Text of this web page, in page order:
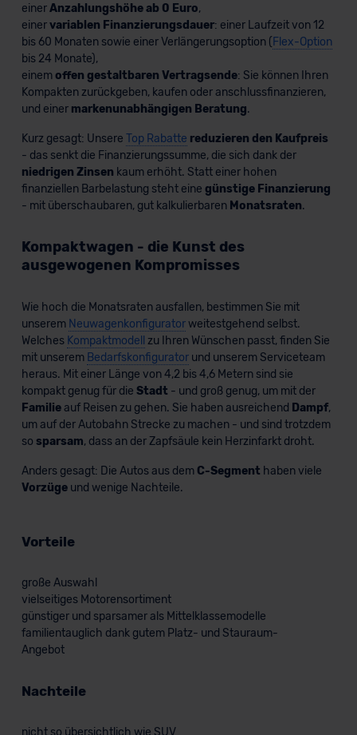
einerAnzahlungshöhe ab 0 Euro,
einervariablen Finanzierungsdauer: einer Laufzeit von 12
bis 60 Monaten sowie einer Verlängerungsoption ( Flex-Option
bis 24 Monate),
einemoffen gestaltbaren Vertragsende: Sie können Ihren
Kompakten zurückgeben, kaufen oder anschlussfinanzieren,
und einer markenunabhängigen Beratung.
Kurz gesagt: Unsere Top Rabatte reduzieren den Kaufpreis
- das senkt die Finanzierungssumme, die sich dank der
niedrigen Zinsen kaum erhöht. Statt einer hohen
finanziellen Barbelastung steht eine günstige Finanzierung
- mit überschaubaren, gut kalkulierbaren Monatsraten.
Kompaktwagen - die Kunst des
ausgewogenen Kompromisses
Wie hoch die Monatsraten ausfallen, bestimmen Sie mit
unserem Neuwagenkonfiguratorweitestgehend selbst.
Welches Kompaktmodell
zu Ihren Wünschen passt, finden Sie
mit unserem Bedarfskonfiguratorund unserem Serviceteam
heraus. Mit einer Länge von 4,2 bis 4,6 Metern sind sie
kompakt genug für die Stadt - und groß genug, um mit der
Familieauf Reisen zu gehen. Sie haben ausreichend Dampf,
um auf der Autobahn Strecke zu machen - und sind trotzdem
so sparsam, dass an der Zapfsäule kein Herzinfarkt droht.
Anders gesagt: Die Autos aus dem C-Segment haben viele
Vorzügeund wenige Nachteile.
Vorteile
große Auswahl
vielseitiges Motorensortiment
günstiger und sparsamer als Mittelklassemodelle
familientauglich dank gutem Platz- und Stauraum-
Angebot
Nachteile
nicht so übersichtlich wie SUV